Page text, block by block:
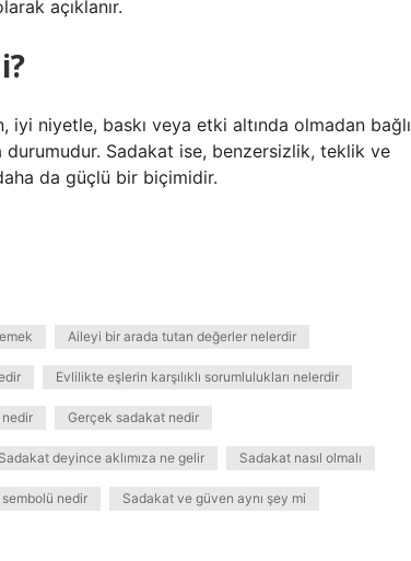
açıklanır.
niyetle, baskı veya etki altında olmadan bağlı
durumudur. Sadakat ise, benzersizlik, teklik ve
da güçlü bir biçimidir.
Aileyi bir arada tutan değerler nelerdir
Evlilikte eşlerin karşılıklı sorumlulukları nelerdir
Gerçek sadakat nedir
Sadakat deyince aklımıza ne gelir Sadakat nasıl olmalı
nedir Sadakat ve güven aynı şey mi